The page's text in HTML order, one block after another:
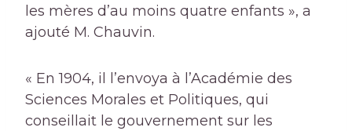
les mères d’au moins quatre enfants », a
ajouté M. Chauvin.
« En 1904, il l’envoya à l’Académie des
Sciences Morales et Politiques, qui
conseillait le gouvernement sur les